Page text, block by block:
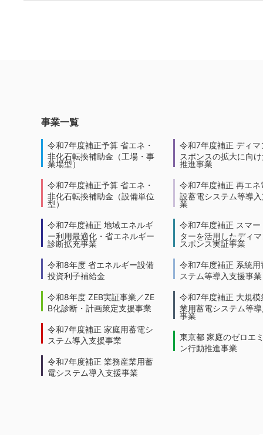
事業一覧
令和7年度補正予算 省エネ・
非化石転換補助金（工場・事
業場型）
令和7年度補正予算 省エネ・
非化石転換補助金（設備単位
型）
令和7年度補正 地域エネルギ
ー利用最適化・省エネルギー
診断拡充事業
令和8年度 省エネルギー設備
投資利子補給金
令和8年度 ZEB実証事業／ZE
B化診断・計画策定支援事業
令和7年度補正 家庭用蓄電シ
ステム導入支援事業
令和7年度補正 業務産業用蓄
電システム導入支援事業
令和7年度補正 ディマ
スポンスの拡大に向
推進事業
令和7年度補正 再エネ
設蓄電システム等導
業
令和7年度補正 スマー
ターを活用したディ
スポンス実証事業
令和7年度補正 系統用
ステム等導入支援事業
令和7年度補正 大規模
業用蓄電システム等
事業
東京都 家庭のゼロエ
ン行動推進事業